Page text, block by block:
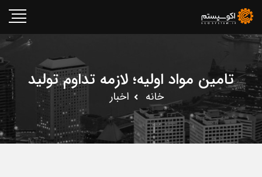
تامین مواد اولیه؛ لازمه تداوم تولید
خانه اخبار